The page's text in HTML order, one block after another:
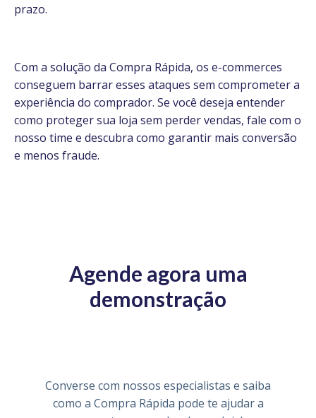
prazo.
Com a solução da Compra Rápida, os e-commerces
conseguem barrar esses ataques sem comprometer a
experiência do comprador. Se você deseja entender
como proteger sua loja sem perder vendas, fale com o
nosso time e descubra como garantir mais conversão
e menos fraude.
Agende agora uma
demonstração
Converse com nossos especialistas e saiba
como a Compra Rápida pode te ajudar a